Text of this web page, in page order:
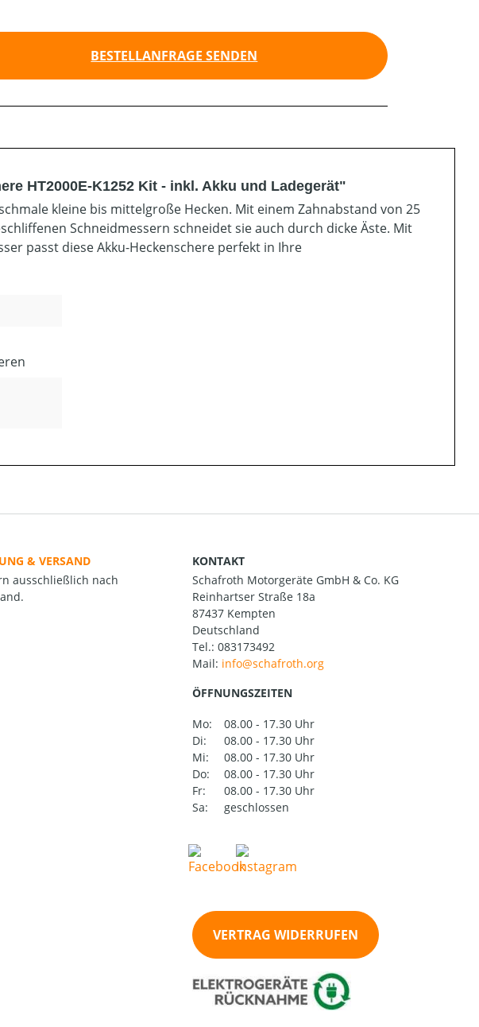
BESTELLANFRAGE SENDEN
HT2000E-K1252 Kit - inkl. Akku und Ladegerät"
kleine bis mittelgroße Hecken. Mit einem Zahnabstand von 25
Schneidmessern schneidet sie auch durch dicke Äste. Mit
passt diese Akku-Heckenschere perfekt in Ihre
& VERSAND
ausschließlich nach
KONTAKT
Schafroth Motorgeräte GmbH & Co. KG
Reinhartser Straße 18a
87437 Kempten
Deutschland
Tel.: 083173492
Mail:
ÖFFNUNGSZEITEN
Mo:
08.00 - 17.30 Uhr
Di:
08.00 - 17.30 Uhr
Mi:
08.00 - 17.30 Uhr
Do:
08.00 - 17.30 Uhr
Fr:
08.00 - 17.30 Uhr
Sa:
geschlossen
VERTRAG WIDERRUFEN